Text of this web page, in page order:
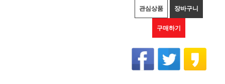
관심상품 장바구니
구매하기